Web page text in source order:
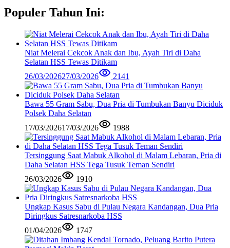
Populer Tahun Ini:
Niat Melerai Cekcok Anak dan Ibu, Ayah Tiri di Daha
Selatan HSS Tewas Ditikam
26/03/202627/03/2026 2141
Bawa 55 Gram Sabu, Dua Pria di Tumbukan Banyu Diciduk
Polsek Daha Selatan
17/03/202617/03/2026 1988
Tersinggung Saat Mabuk Alkohol di Malam Lebaran, Pria di
Daha Selatan HSS Tega Tusuk Teman Sendiri
26/03/2026
1910
Ungkap Kasus Sabu di Pulau Negara Kandangan, Dua Pria
Diringkus Satresnarkoba HSS
01/04/2026
1747